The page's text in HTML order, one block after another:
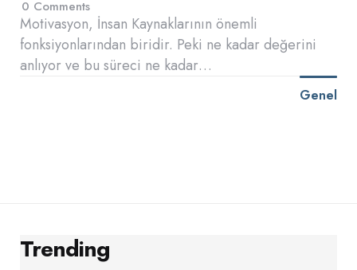
0 Comments
Motivasyon, İnsan Kaynaklarının önemli
fonksiyonlarından biridir. Peki ne kadar değerini
anlıyor ve bu süreci ne kadar…
Genel
Trending